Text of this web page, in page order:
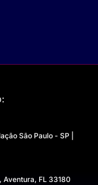
São Paulo - SP |
Aventura, FL 33180